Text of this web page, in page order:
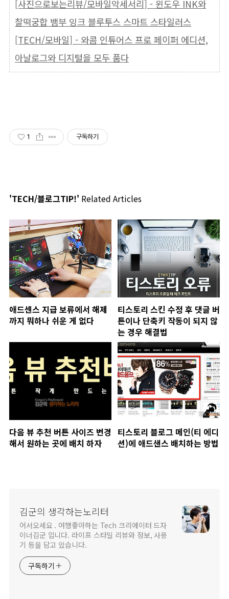
[사진으로보는리뷰/모바일악세서리] - 윈도우 INK와
찰떡궁합 뱀부 잉크 블루투스 스마트 스타일러스
[TECH/모바일] - 와콤 인튜어스 프로 페이퍼 에디션,
아날로그와 디지털을 모두 품다
1 구독하기
'TECH/블로그TIP!' Related Articles
애드센스 지급 보류에서 해제
까지 뭐하나 쉬운 게 없다
티스토리 스킨 수정 후 댓글 버
튼이나 단축키 작동이 되지 않
는 경우 해결법
다음 뷰 추천 버튼 사이즈 변경
해서 원하는 곳에 배치 하자
티스토리 블로그 메인(티 에디
션)에 애드샌스 배치하는 방법
김군의 생각하는노리터
어서오세요 . 여행좋아하는 Tech 크리에이터 드자
이너김군 입니다. 라이프 스타일 리뷰와 정보, 사용
기 등을 담고 있습니다.
구독하기